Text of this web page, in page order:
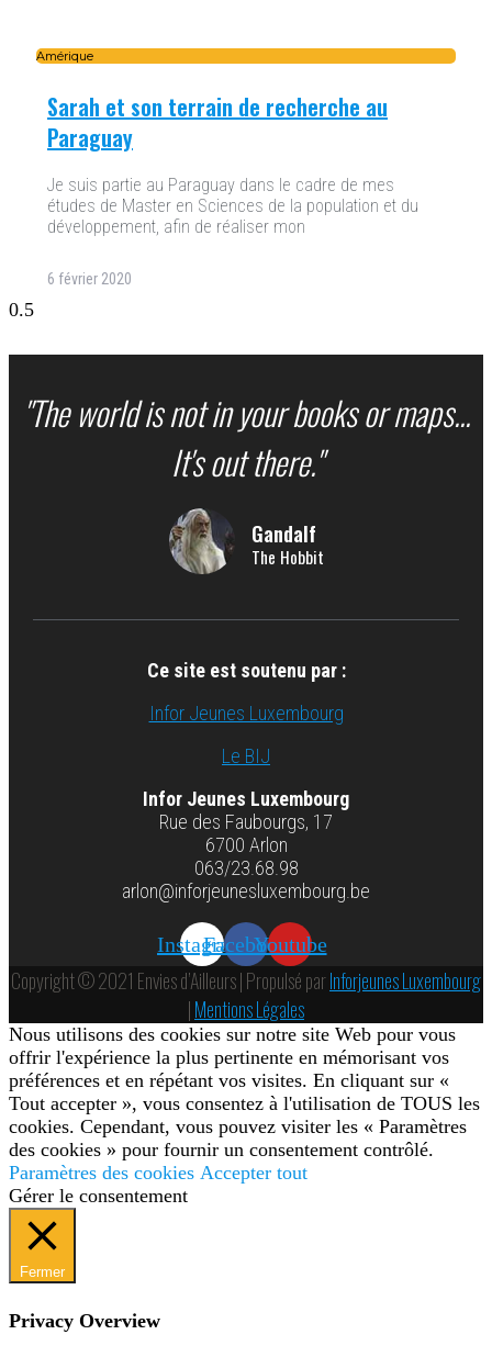
Amérique
Sarah et son terrain de recherche au
Paraguay
Je suis partie au Paraguay dans le cadre de mes
études de Master en Sciences de la population et du
développement, afin de réaliser mon
6 février 2020
"The world is not in your books or maps...
It's out there."
Gandalf
The Hobbit
Ce site est soutenu par :
Infor Jeunes Luxembourg
Le BIJ
Infor Jeunes Luxembourg
Rue des Faubourgs, 17
6700 Arlon
063/23.68.98
arlon@inforjeunesluxembourg.be
InstagramFacebookYoutube
Copyright © 2021 Envies d’Ailleurs | Propulsé parInforjeunes Luxembourg
|Mentions Légales
Nous utilisons des cookies sur notre site Web pour vous
offrir l'expérience la plus pertinente en mémorisant vos
préférences et en répétant vos visites. En cliquant sur «
Tout accepter », vous consentez à l'utilisation de TOUS les
cookies. Cependant, vous pouvez visiter les « Paramètres
des cookies » pour fournir un consentement contrôlé.
Paramètres des cookies Accepter tout
Gérer le consentement
Fermer
Privacy Overview